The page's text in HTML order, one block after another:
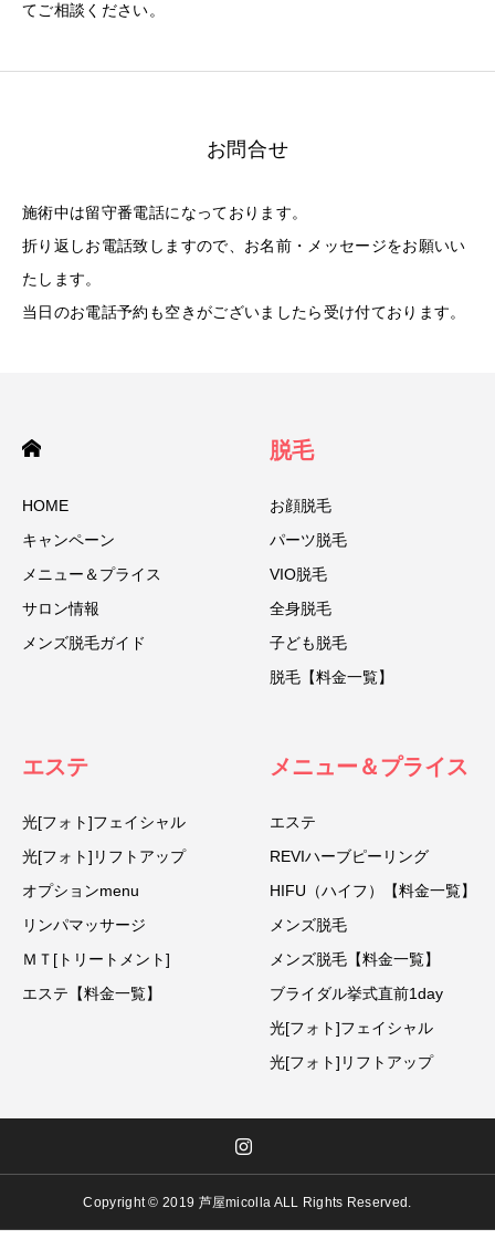
てご相談ください。
お問合せ
施術中は留守番電話になっております。
折り返しお電話致しますので、お名前・メッセージをお願いい
たします。
当日のお電話予約も空きがございましたら受け付ております。
HOME
キャンペーン
メニュー＆プライス
サロン情報
メンズ脱毛ガイド
脱毛
お顔脱毛
パーツ脱毛
VIO脱毛
全身脱毛
子ども脱毛
脱毛【料金一覧】
エステ
光[フォト]フェイシャル
光[フォト]リフトアップ
オプションmenu
リンパマッサージ
ＭＴ[トリートメント]
エステ【料金一覧】
メニュー＆プライス
エステ
REVIハーブピーリング
HIFU（ハイフ）【料金一覧】
メンズ脱毛
メンズ脱毛【料金一覧】
ブライダル挙式直前1day
光[フォト]フェイシャル
光[フォト]リフトアップ
Copyright © 2019 芦屋micolla ALL Rights Reserved.